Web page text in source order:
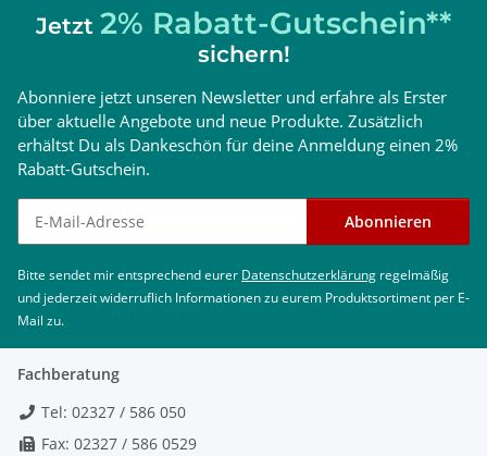
Jetzt 2% Rabatt-Gutschein**
sichern!
Abonniere jetzt unseren Newsletter und erfahre als Erster
über aktuelle Angebote und neue Produkte. Zusätzlich
erhältst Du als Dankeschön für deine Anmeldung einen 2%
Rabatt-Gutschein.
Newsletter abonnieren Abonnieren
Bitte sendet mir entsprechend eurer Datenschutzerklärung regelmäßig
und jederzeit widerruflich Informationen zu eurem Produktsortiment per E-
Mail zu.
Fachberatung
Tel: 02327 / 586 050
Fax: 02327 / 586 0529